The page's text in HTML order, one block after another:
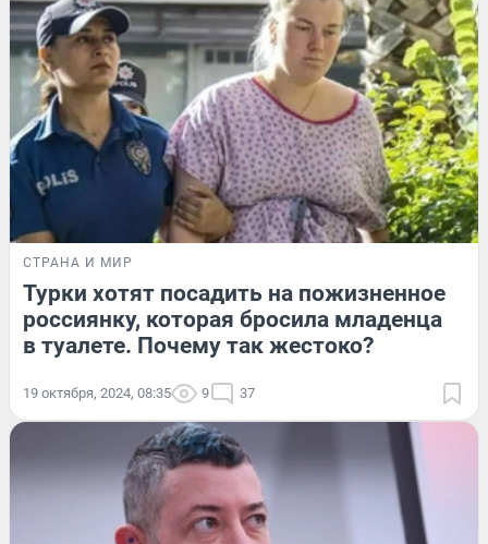
СТРАНА И МИР
Турки хотят посадить на пожизненное
россиянку, которая бросила младенца
в туалете. Почему так жестоко?
19 октября, 2024, 08:35 9 37